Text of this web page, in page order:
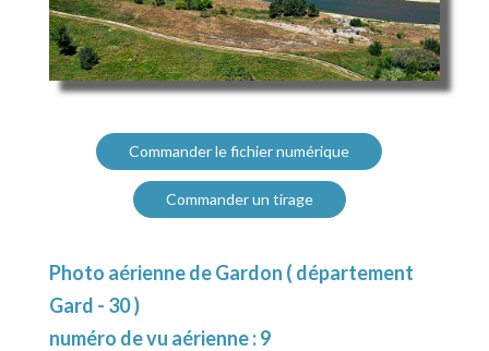
Commander le fichier numérique
Commander un tirage
Photo aérienne de Gardon ( département
Gard - 30 )
numéro de vu aérienne : 9